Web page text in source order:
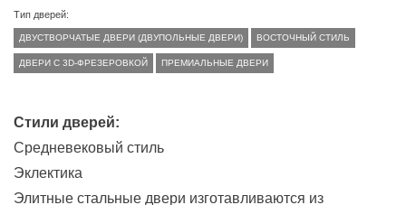
Тип дверей:
ДВУСТВОРЧАТЫЕ ДВЕРИ (ДВУПОЛЬНЫЕ ДВЕРИ) ВОСТОЧНЫЙ СТИЛЬ
ДВЕРИ С 3D-ФРЕЗЕРОВКОЙ ПРЕМИАЛЬНЫЕ ДВЕРИ
Стили дверей:
Средневековый стиль
Эклектика
Элитные стальные двери изготавливаются из